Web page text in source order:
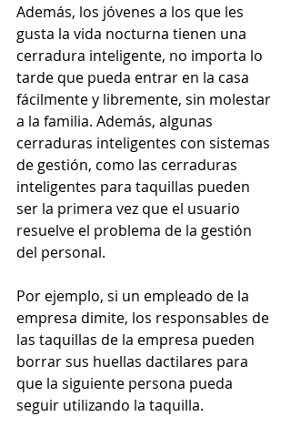
Además, los jóvenes a los que les
gusta la vida nocturna tienen una
cerradura inteligente, no importa lo
tarde que pueda entrar en la casa
fácilmente y libremente, sin molestar
a la familia. Además, algunas
cerraduras inteligentes con sistemas
de gestión, como las cerraduras
inteligentes para taquillas pueden
ser la primera vez que el usuario
resuelve el problema de la gestión
del personal.
Por ejemplo, si un empleado de la
empresa dimite, los responsables de
las taquillas de la empresa pueden
borrar sus huellas dactilares para
que la siguiente persona pueda
seguir utilizando la taquilla.